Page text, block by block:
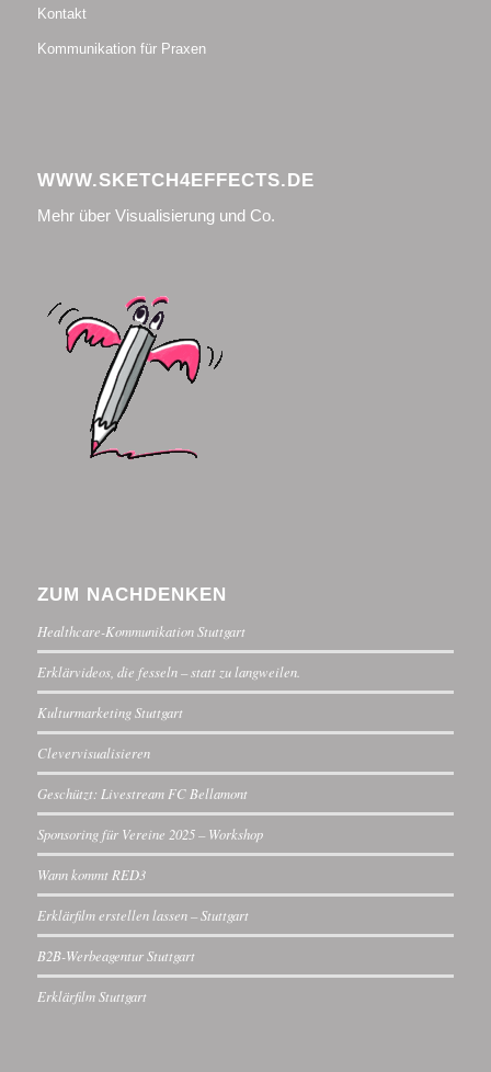
Kontakt
Kommunikation für Praxen
WWW.SKETCH4EFFECTS.DE
Mehr über Visualisierung und Co.
ZUM NACHDENKEN
Healthcare-Kommunikation Stuttgart
Erklärvideos, die fesseln – statt zu langweilen.
Kulturmarketing Stuttgart
Clevervisualisieren
Geschützt: Livestream FC Bellamont
Sponsoring für Vereine 2025 – Workshop
Wann kommt RED3
Erklärfilm erstellen lassen – Stuttgart
B2B-Werbeagentur Stuttgart
Erklärfilm Stuttgart